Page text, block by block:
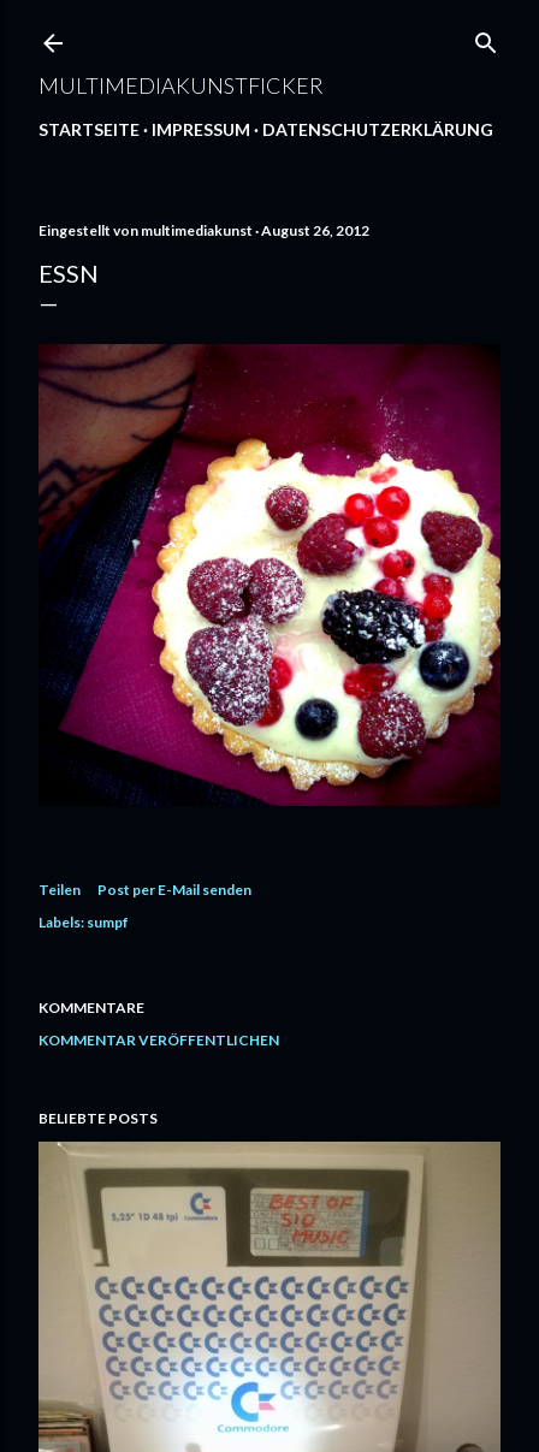
MULTIMEDIAKUNSTFICKER
STARTSEITE IMPRESSUM DATENSCHUTZERKLÄRUNG
Eingestellt von multimediakunst August 26, 2012
ESSN
Teilen
Post per E-Mail senden
Labels: sumpf
KOMMENTARE
KOMMENTAR VERÖFFENTLICHEN
BELIEBTE POSTS